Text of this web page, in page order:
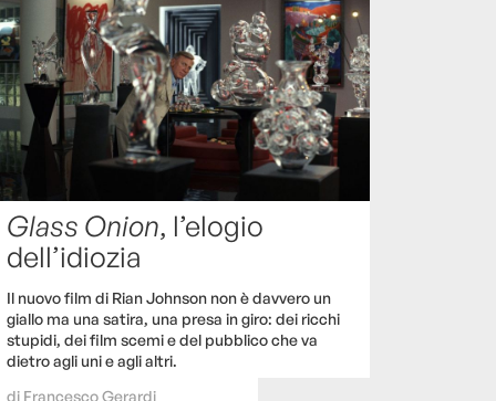
Glass Onion, l’elogio
dell’idiozia
Il nuovo film di Rian Johnson non è davvero un
giallo ma una satira, una presa in giro: dei ricchi
stupidi, dei film scemi e del pubblico che va
dietro agli uni e agli altri.
di Francesco Gerardi